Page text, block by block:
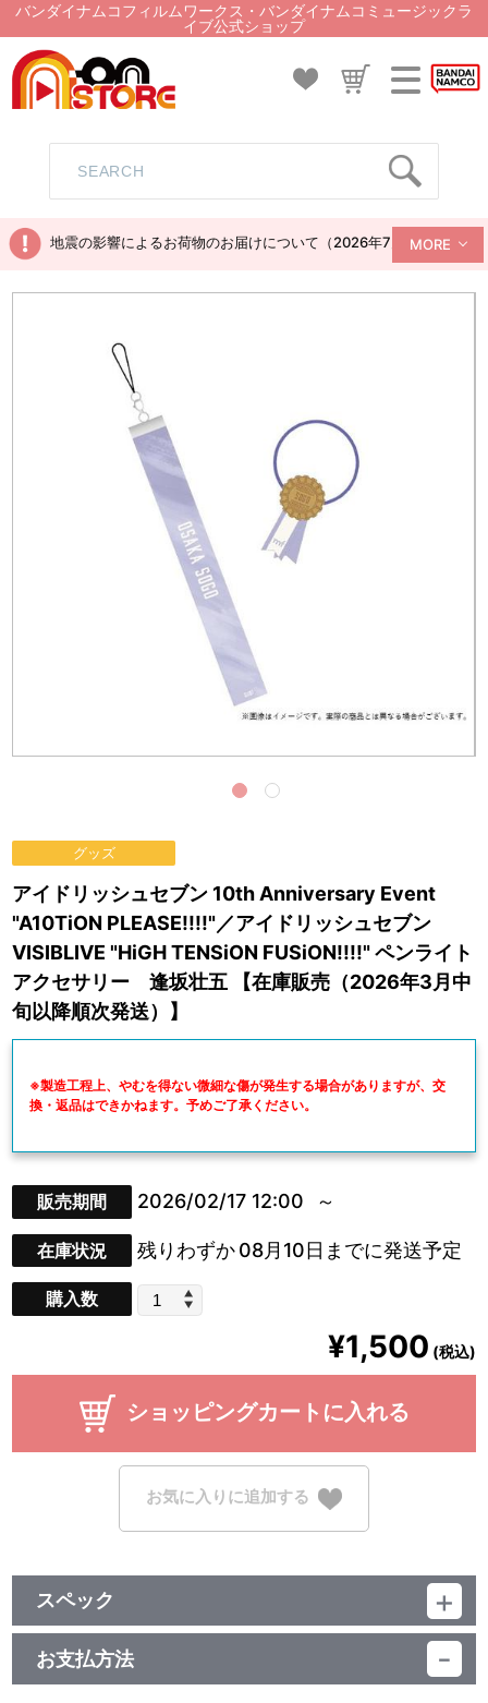
バンダイナムコフィルムワークス・バンダイナムコミュージックラ
イブ公式ショップ
地震の影響によるお荷物のお届けについて（2026年7月28日現在）
MORE
グッズ
アイドリッシュセブン 10th Anniversary Event
"A10TiON PLEASE!!!!"／アイドリッシュセブン
VISIBLIVE "HiGH TENSiON FUSiON!!!!" ペンライト
アクセサリー 逢坂壮五 【在庫販売（2026年3月中
旬以降順次発送）】
※製造工程上、やむを得ない微細な傷が発生する場合がありますが、交
換・返品はできかねます。予めご了承ください。
販売期間 2026/02/17 12:00
在庫状況 残りわずか 08月10日までに発送予定
購入数
¥1,500 (税込)
ショッピングカートに入れる
お気に入りに追加する
スペック
品番：LAMD-82755
素 材：チャームアクセサリー：亜鉛合金、ポリエステル
ストラップ：ポリエステル
お支払方法